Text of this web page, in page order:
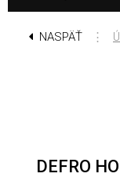
NASPÄŤ ⋮
DEFRO